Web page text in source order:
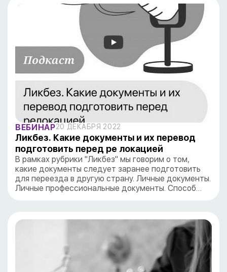
ВЕБИНАР20 ДЕКАБРЯ 2022
Ликбез. Какие документы и их перевод
подготовить перед ре локацией
В рамках рубрики "Ликбез" мы говорим о том,
какие документы следует заранее подготовить
для переезда в другую страну. Личные документы.
Личные профессиональные документы. Способ…